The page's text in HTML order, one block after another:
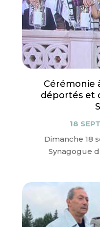
Cérémonie
déportés et
18
Dimanche 18
Synagogue